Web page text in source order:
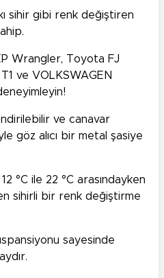
sihir gibi renk değiştiren
Wrangler, Toyota FJ
ve VOLKSWAGEN
ve canavar
göz alıcı bir metal şasiye
°C ile 22 °C arasındayken
sihirli bir renk değiştirme
sayesinde